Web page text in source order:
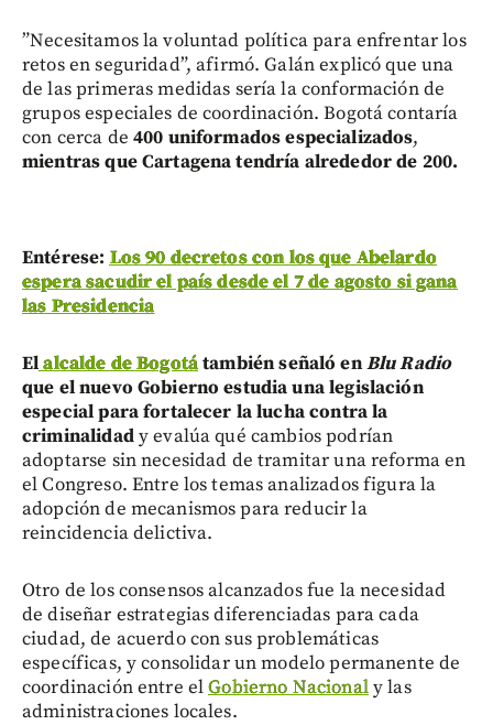
”Necesitamos la voluntad política para enfrentar los
retos en seguridad”, afirmó. Galán explicó que una
de las primeras medidas sería la conformación de
grupos especiales de coordinación. Bogotá contaría
con cerca de 400 uniformados especializados,
mientras que Cartagena tendría alrededor de 200.
Entérese: Los 90 decretos con los que Abelardo
espera sacudir el país desde el 7 de agosto si gana
las Presidencia
Elalcalde de Bogotátambién señaló enBlu Radio
que el nuevo Gobierno estudia una legislación
especial para fortalecer la lucha contra la
criminalidady evalúa qué cambios podrían
adoptarse sin necesidad de tramitar una reforma en
el Congreso. Entre los temas analizados figura la
adopción de mecanismos para reducir la
reincidencia delictiva.
Otro de los consensos alcanzados fue la necesidad
de diseñar estrategias diferenciadas para cada
ciudad, de acuerdo con sus problemáticas
específicas, y consolidar un modelo permanente de
coordinación entre elGobierno Nacionaly las
administraciones locales.